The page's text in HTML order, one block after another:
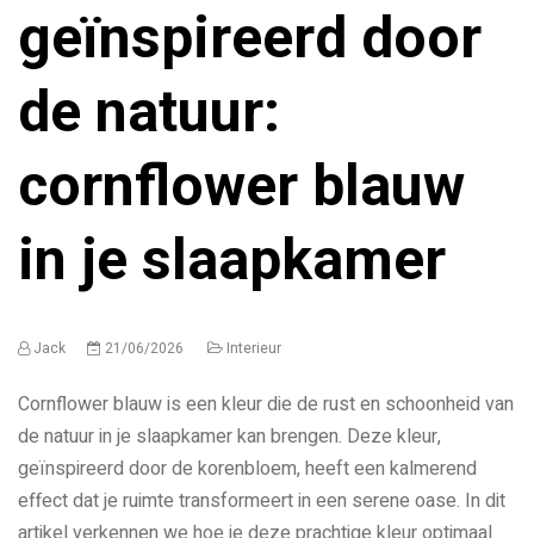
geïnspireerd door
de natuur:
cornflower blauw
in je slaapkamer
Jack 21/06/2026 Interieur
Cornflower blauw is een kleur die de rust en schoonheid van
de natuur in je slaapkamer kan brengen. Deze kleur,
geïnspireerd door de korenbloem, heeft een kalmerend
effect dat je ruimte transformeert in een serene oase. In dit